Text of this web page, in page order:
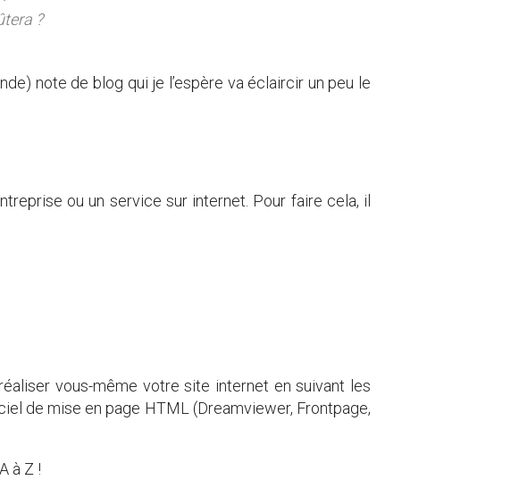
?
note de blog qui je l’espère va éclaircir un peu le
ou un service sur internet. Pour faire cela, il
vous-même votre site internet en suivant les
de mise en page HTML (Dreamviewer, Frontpage,
à Z !